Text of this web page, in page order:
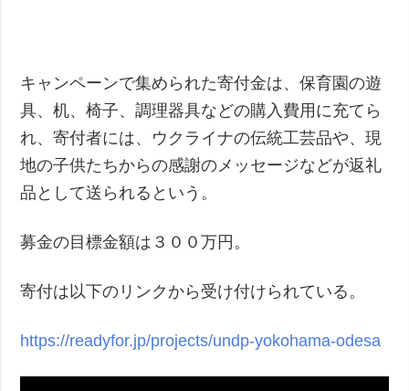
キャンペーンで集められた寄付金は、保育園の遊
具、机、椅子、調理器具などの購入費用に充てら
れ、寄付者には、ウクライナの伝統工芸品や、現
地の子供たちからの感謝のメッセージなどが返礼
品として送られるという。
募金の目標金額は３００万円。
寄付は以下のリンクから受け付けられている。
https://readyfor.jp/projects/undp-yokohama-odesa